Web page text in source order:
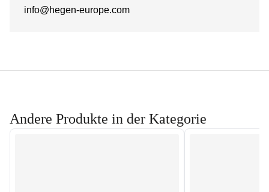
info@hegen-europe.com
Andere Produkte in der Kategorie